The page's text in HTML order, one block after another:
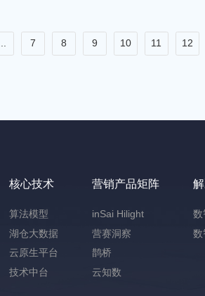
7 8 9 10 11 12
核心技术
算法模型
湖仓大数据
云原生平台
技术中台
营销产品矩阵
inSai Hilight
营赛洞察
鹊桥
云知数
数
数